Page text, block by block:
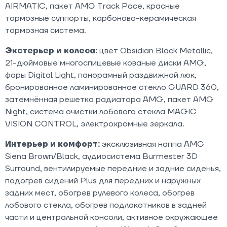
AIRMATIC, пакет AMG Track Pace, красные
тормозные суппорты, карбоново-керамическая
тормозная система.
Экстерьер и колеса: цвет Obsidian Black Metallic,
21-дюймовые многоспицевые кованые диски AMG,
фары Digital Light, панорамный раздвижной люк,
бронированное ламинированное стекло GUARD 360,
затемнённая решетка радиатора AMG, пакет AMG
Night, система очистки лобового стекла MAGIC
VISION CONTROL, электрохромные зеркала.
Интерьер и комфорт: эксклюзивная наппа AMG
Siena Brown/Black, аудиосистема Burmester 3D
Surround, вентилируемые передние и задние сиденья,
подогрев сидений Plus для передних и наружных
задних мест, обогрев рулевого колеса, обогрев
лобового стекла, обогрев подлокотников в задней
части и центральной консоли, активное окружающее